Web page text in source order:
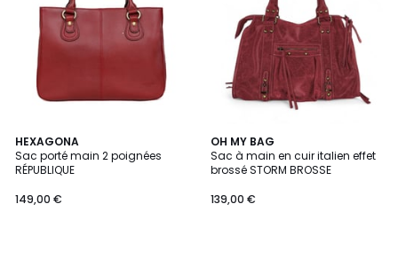
HEXAGONA
Sac porté main 2 poignées
RÉPUBLIQUE
149,00 €
4,5
/ 5
4
Couleurs
OH MY BAG
Sac à main en cuir italien effet
brossé STORM BROSSE
139,00 €
3,2
/ 5
15
Couleurs